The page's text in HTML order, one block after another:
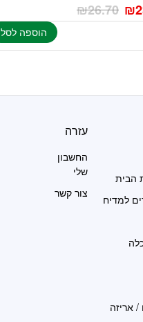
₪26.70 ₪
הוספה לסל
הבית
למדיח
/ אריזה
עזרה
החשבון
שלי
צור קשר